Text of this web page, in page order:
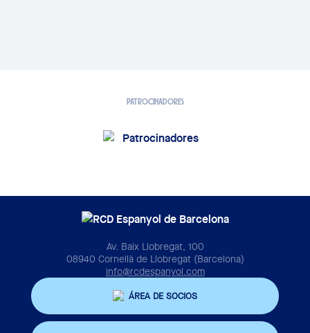
PATROCINADORES
Av. Baix Llobregat, 100
08940 Cornellà de Llobregat (Barcelona)
info@rcdespanyol.com
ÁREA DE SOCIOS